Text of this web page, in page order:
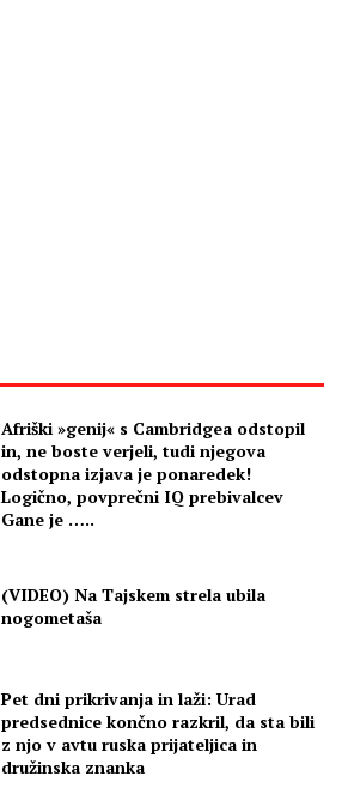
Afriški »genij« s Cambridgea odstopil
in, ne boste verjeli, tudi njegova
odstopna izjava je ponaredek!
Logično, povprečni IQ prebivalcev
Gane je …..
(VIDEO) Na Tajskem strela ubila
nogometaša
Pet dni prikrivanja in laži: Urad
predsednice končno razkril, da sta bili
z njo v avtu ruska prijateljica in
družinska znanka